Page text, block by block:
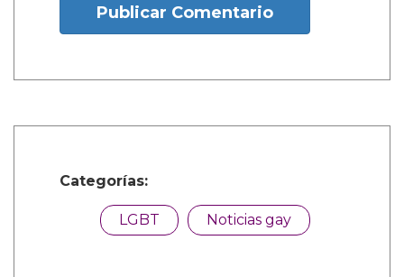
Publicar Comentario
Categorías:
LGBT Noticias gay